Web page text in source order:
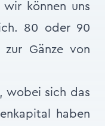
können uns
80 oder 90
Gänze von
wobei sich das
haben